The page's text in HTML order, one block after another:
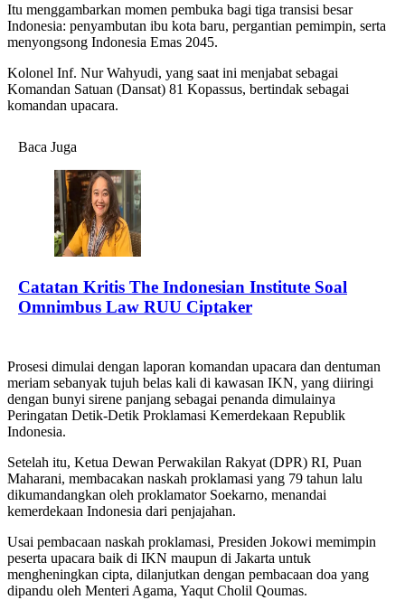
Itu menggambarkan momen pembuka bagi tiga transisi besar
Indonesia: penyambutan ibu kota baru, pergantian pemimpin, serta
menyongsong Indonesia Emas 2045.
Kolonel Inf. Nur Wahyudi, yang saat ini menjabat sebagai
Komandan Satuan (Dansat) 81 Kopassus, bertindak sebagai
komandan upacara.
Baca Juga
Catatan Kritis The Indonesian Institute Soal
Omnimbus Law RUU Ciptaker
Prosesi dimulai dengan laporan komandan upacara dan dentuman
meriam sebanyak tujuh belas kali di kawasan IKN, yang diiringi
dengan bunyi sirene panjang sebagai penanda dimulainya
Peringatan Detik-Detik Proklamasi Kemerdekaan Republik
Indonesia.
Setelah itu, Ketua Dewan Perwakilan Rakyat (DPR) RI, Puan
Maharani, membacakan naskah proklamasi yang 79 tahun lalu
dikumandangkan oleh proklamator Soekarno, menandai
kemerdekaan Indonesia dari penjajahan.
Usai pembacaan naskah proklamasi, Presiden Jokowi memimpin
peserta upacara baik di IKN maupun di Jakarta untuk
mengheningkan cipta, dilanjutkan dengan pembacaan doa yang
dipandu oleh Menteri Agama, Yaqut Cholil Qoumas.